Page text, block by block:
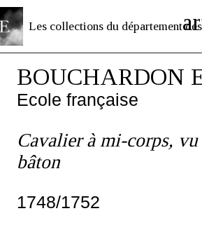
Les collections du département des
BOUCHARDON
Ecole française
Cavalier à mi-corps,
bâton
1748/1752